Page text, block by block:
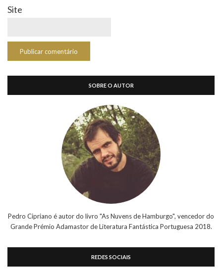
Site
SOBRE O AUTOR
Pedro Cipriano é autor do livro "As Nuvens de Hamburgo", vencedor do
Grande Prémio Adamastor de Literatura Fantástica Portuguesa 2018.
REDES SOCIAIS